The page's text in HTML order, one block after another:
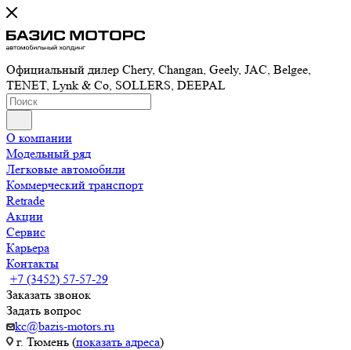
Официальный дилер Chery, Changan, Geely, JAC, Belgee,
TENET, Lynk & Co, SOLLERS, DEEPAL
О компании
Модельный ряд
Легковые автомобили
Коммерческий транспорт
Retrade
Акции
Сервис
Карьера
Контакты
+7 (3452) 57-57-29
Заказать звонок
Задать вопрос
kc@bazis-motors.ru
г. Тюмень (показать адреса)